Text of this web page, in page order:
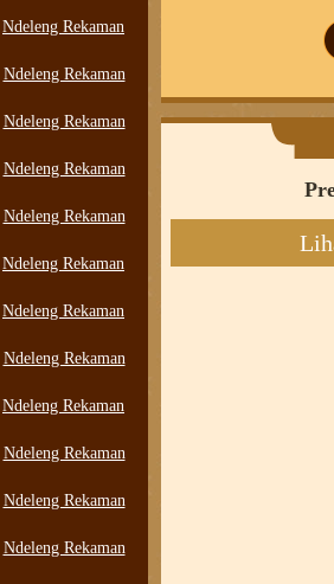
Ndeleng Rekaman
Ndeleng Rekaman
Ndeleng Rekaman
Ndeleng Rekaman
Ndeleng Rekaman
Ndeleng Rekaman
Ndeleng Rekaman
Ndeleng Rekaman
Ndeleng Rekaman
Ndeleng Rekaman
Ndeleng Rekaman
Ndeleng Rekaman